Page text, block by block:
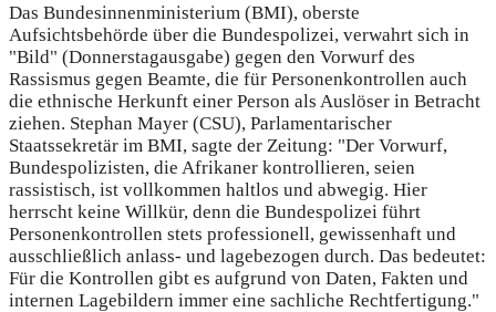
Das Bundesinnenministerium (BMI), oberste
Aufsichtsbehörde über die Bundespolizei, verwahrt sich in
"Bild" (Donnerstagausgabe) gegen den Vorwurf des
Rassismus gegen Beamte, die für Personenkontrollen auch
die ethnische Herkunft einer Person als Auslöser in Betracht
ziehen. Stephan Mayer (CSU), Parlamentarischer
Staatssekretär im BMI, sagte der Zeitung: "Der Vorwurf,
Bundespolizisten, die Afrikaner kontrollieren, seien
rassistisch, ist vollkommen haltlos und abwegig. Hier
herrscht keine Willkür, denn die Bundespolizei führt
Personenkontrollen stets professionell, gewissenhaft und
ausschließlich anlass- und lagebezogen durch. Das bedeutet:
Für die Kontrollen gibt es aufgrund von Daten, Fakten und
internen Lagebildern immer eine sachliche Rechtfertigung."